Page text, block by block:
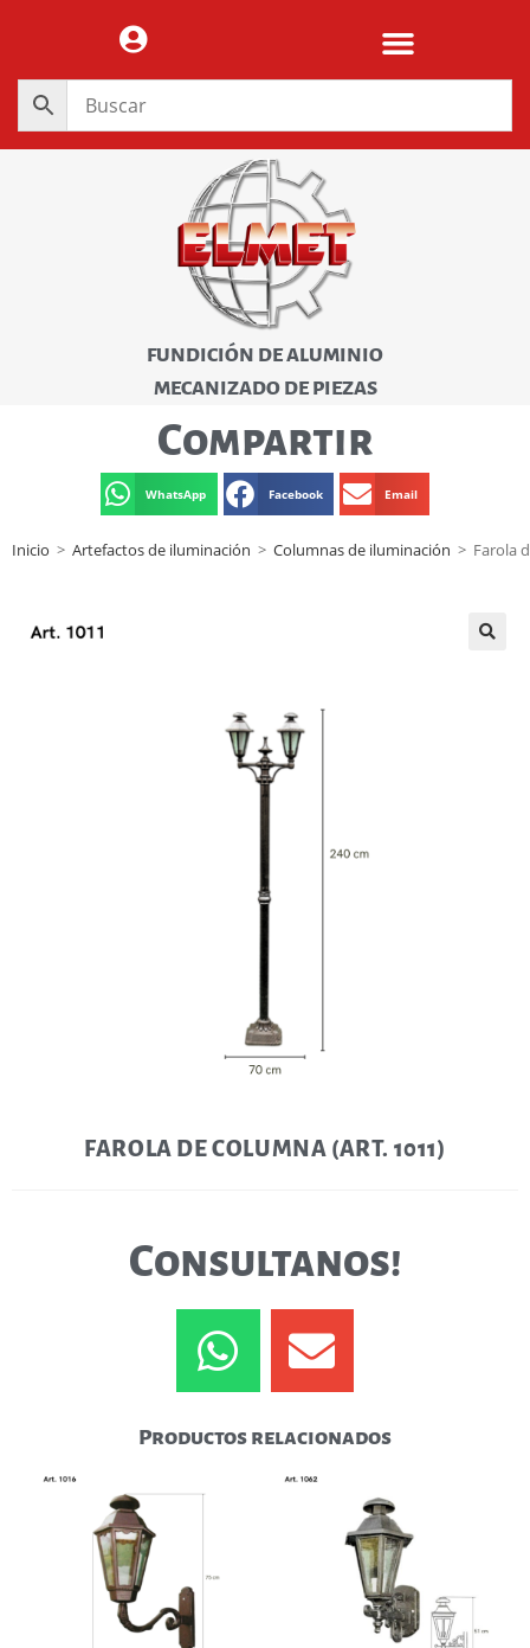
FUNDICIÓN DE ALUMINIO
MECANIZADO DE PIEZAS
Compartir
WhatsApp Facebook Email
Inicio > Artefactos de iluminación > Columnas de iluminación > Farola
FAROLA DE COLUMNA (ART. 1011)
Consultanos!
Productos relacionados